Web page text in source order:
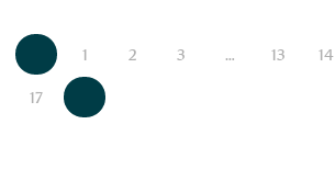
1 2 3 … 13 14
17